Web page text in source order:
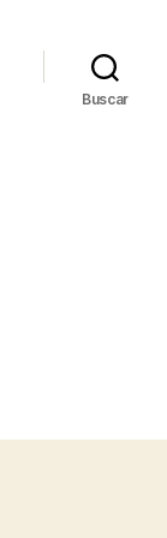
Buscar